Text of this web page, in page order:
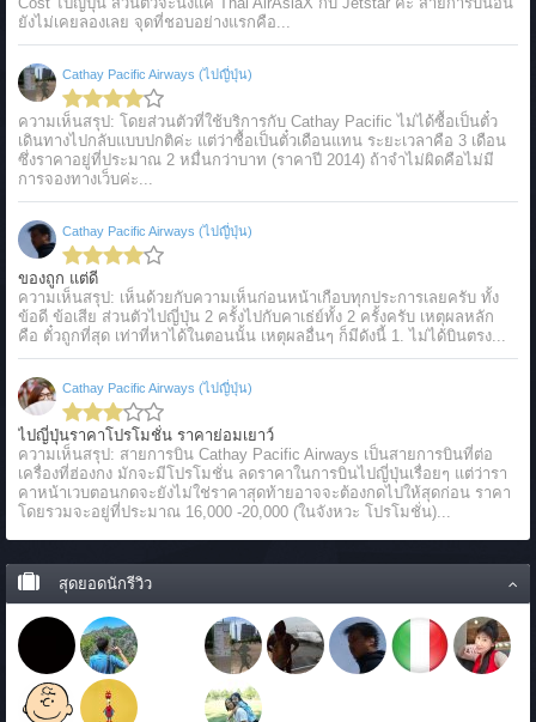
ยังไม่เคยลองเลย จุดที่ชอบอย่างแรกคือ...
Cathay Pacific Airways (ไปญี่ปุ่น)
ความเห็นสรุป: โดยส่วนตัวที่ใช้บริการกับ Cathay Pacific ไม่ได้ซื้อเป็นตั๋ว
เดินทางไปกลับแบบปกติค่ะ แต่ว่าซื้อเป็นตั๋วเดือนแทน ระยะเวลาคือ 3 เดือน
ซึ่งราคาอยู่ที่ประมาณ 2 หมื่นกว่าบาท (ราคาปี 2014) ถ้าจำไม่ผิดคือไม่มี
การจองทางเว็บค่ะ...
Cathay Pacific Airways (ไปญี่ปุ่น)
ของถูก แต่ดี
ความเห็นสรุป: เห็นด้วยกับความเห็นก่อนหน้าเกือบทุกประการเลยครับ ทั้ง
ข้อดี ข้อเสีย ส่วนตัวไปญี่ปุ่น 2 ครั้งไปกับคาเธ่ย์ทั้ง 2 ครั้งครับ เหตุผลหลัก
คือ ตั๋วถูกที่สุด เท่าที่หาได้ในตอนนั้น เหตุผลอื่นๆ ก็มีดังนี้ 1. ไม่ได้บินตรง...
Cathay Pacific Airways (ไปญี่ปุ่น)
ไปญี่ปุ่นราคาโปรโมชั่น ราคาย่อมเยาว์
ความเห็นสรุป: สายการบิน Cathay Pacific Airways เป็นสายการบินที่ต่อ
เครื่องที่ฮ่องกง มักจะมีโปรโมชั่น ลดราคาในการบินไปญี่ปุ่นเรื่อยๆ แต่ว่ารา
คาหน้าเวบตอนกดจะยังไม่ใช่ราคาสุดท้ายอาจจะต้องกดไปให้สุดก่อน ราคา
โดยรวมจะอยู่ที่ประมาณ 16,000 -20,000 (ในจังหวะ โปรโมชั่น)...
สุดยอดนักรีวิว